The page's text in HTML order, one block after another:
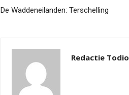
De Waddeneilanden: Terschelling
Redactie